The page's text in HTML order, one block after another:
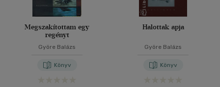
Megszakítottam egy
regényt
Györe Balázs
Könyv
Halottak apja
Györe Balázs
Könyv